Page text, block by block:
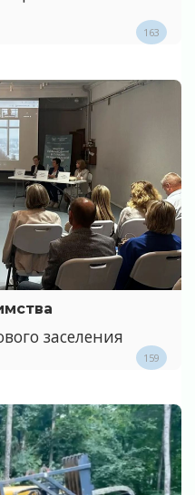
163
заселения
159